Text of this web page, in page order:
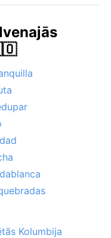
vai
Pazīstama
lietus un
smaržām.
Kolumbija